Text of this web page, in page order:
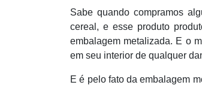
Sabe quando compramos
cereal, e esse produto
embalagem metalizada. E o
em seu interior de qualquer
E é pelo fato da embalagem